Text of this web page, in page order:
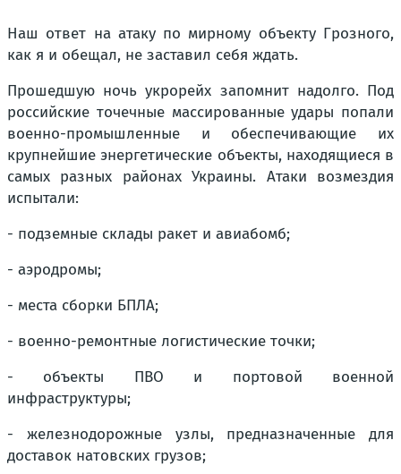
Наш ответ на атаку по мирному объекту Грозного,
как я и обещал, не заставил себя ждать.
Прошедшую ночь укрорейх запомнит надолго. Под
российские точечные массированные удары попали
военно-промышленные и обеспечивающие их
крупнейшие энергетические объекты, находящиеся в
самых разных районах Украины. Атаки возмездия
испытали:
- подземные склады ракет и авиабомб;
- аэродромы;
- места сборки БПЛА;
- военно-ремонтные логистические точки;
- объекты ПВО и портовой военной
инфраструктуры;
- железнодорожные узлы, предназначенные для
доставок натовских грузов;